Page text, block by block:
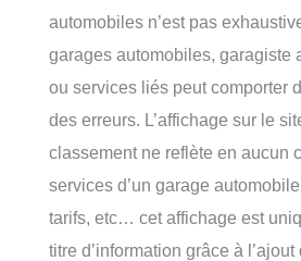
automobiles n’est pas
garages automobiles, garagiste
ou services liés peut comporter
des erreurs. L’affichage sur le
classement ne reflète en aucun
services d’un garage
tarifs, etc… cet affichage est
titre d’information grâce à